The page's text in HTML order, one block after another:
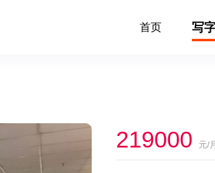
首页 写
219000 元/